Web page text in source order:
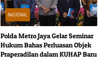
NASIONAL
Polda Metro Jaya Gelar Seminar
Hukum Bahas Perluasan Objek
Praperadilan dalam KUHAP Baru